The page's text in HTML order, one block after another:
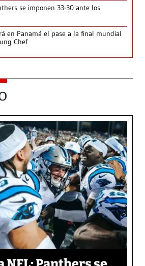
se imponen 33-30 ante los
en Panamá el pase a la final mundial
Chef